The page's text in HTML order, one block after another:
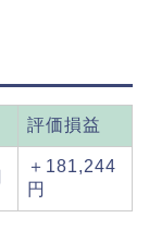
評価損益
＋181,244
円